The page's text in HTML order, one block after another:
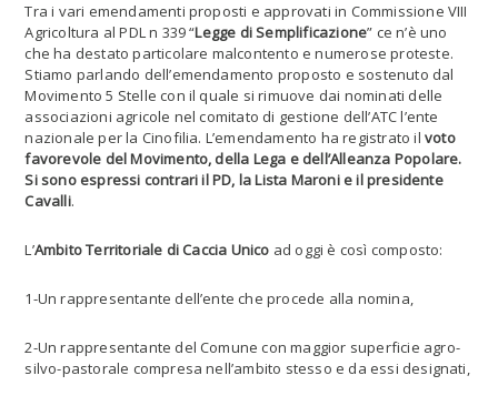
Tra i vari emendamenti proposti e approvati in Commissione VIII
Agricoltura al PDL n 339 “Legge di Semplificazione” ce n’è uno
che ha destato particolare malcontento e numerose proteste.
Stiamo parlando dell’emendamento proposto e sostenuto dal
Movimento 5 Stelle con il quale si rimuove dai nominati delle
associazioni agricole nel comitato di gestione dell’ATC l’ente
nazionale per la Cinofilia. L’emendamento ha registrato il voto
favorevole del Movimento, della Lega e dell’Alleanza Popolare.
Si sono espressi contrari il PD, la Lista Maroni e il presidente
Cavalli.
L’Ambito Territoriale di Caccia Unico ad oggi è così composto:
1-Un rappresentante dell’ente che procede alla nomina,
2-Un rappresentante del Comune con maggior superficie agro-
silvo-pastorale compresa nell’ambito stesso e da essi designati,